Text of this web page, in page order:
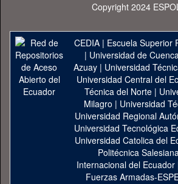
Copyright 2024
CEDIA| Escuela Superior
| Universidad de
Azuay| Universidad
Universidad Central del
Técnica del Norte |
Milagro | Universidad
Universidad Regional
Universidad Tecnológica
Universidad Catolica del
Politécnica
Internacional del Ecuador
Fuerzas Armadas-